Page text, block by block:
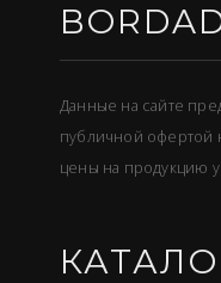
Данные на сайте
публичной офертой
цены на продукцию